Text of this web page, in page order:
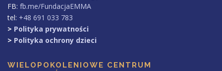
FB: fb.me/FundacjaEMMA
tel: +48 691 033 783
> Polityka prywatności
> Polityka ochrony dzieci
WIELOPOKOLENIOWE CENTRUM